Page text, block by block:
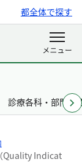
都全体で探す
診療各科・部門の
Quality Indicat